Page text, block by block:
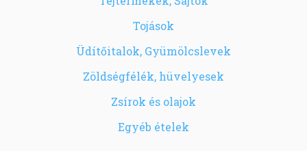
Tojások
Üdítőitalok, Gyümölcslevek
Zöldségfélék, hüvelyesek
Zsírok és olajok
Egyéb ételek